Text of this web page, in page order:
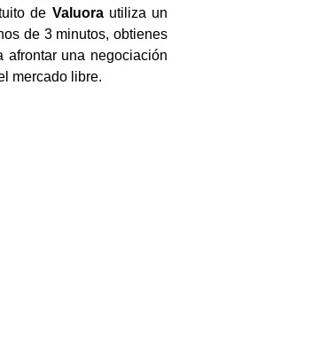
de Valuorautiliza un
de 3 minutos, obtienes
afrontar una negociación
mercado libre.